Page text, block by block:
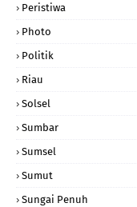
Peristiwa
Photo
Politik
Riau
Solsel
Sumbar
Sumsel
Sumut
Sungai Penuh